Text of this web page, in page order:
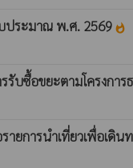
ประมาณ พ.ศ. 2569 whatshot
รับซื้อขยะตามโครงก
ยการนำเที่ยวเพื่อเดิน